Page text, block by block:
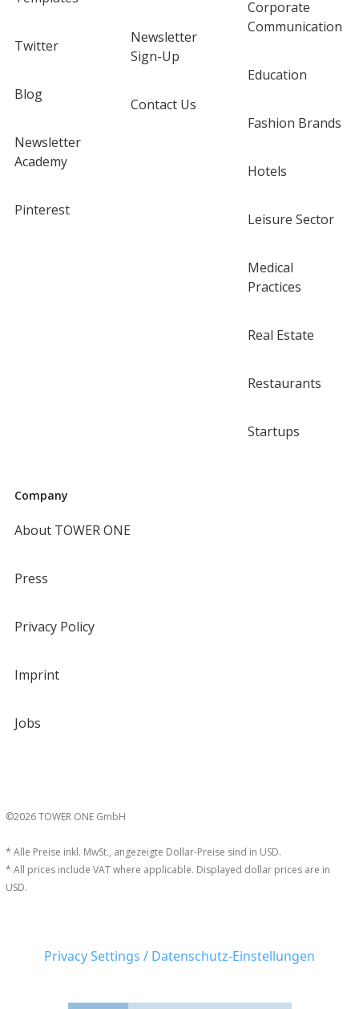
Twitter
Blog
Newsletter
Academy
Pinterest
Newsletter
Sign-Up
Contact Us
Corporate
Communication
Education
Fashion Brands
Hotels
Leisure Sector
Medical
Practices
Real Estate
Restaurants
Startups
Company
About TOWER ONE
Press
Privacy Policy
Imprint
Jobs
©2026 TOWER ONE GmbH
* Alle Preise inkl. MwSt., angezeigte Dollar-Preise sind in USD.
* All prices include VAT where applicable. Displayed dollar prices are in
USD.
Privacy Settings / Datenschutz-Einstellungen